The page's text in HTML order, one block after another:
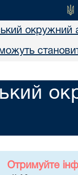
окружний
Отримуйте